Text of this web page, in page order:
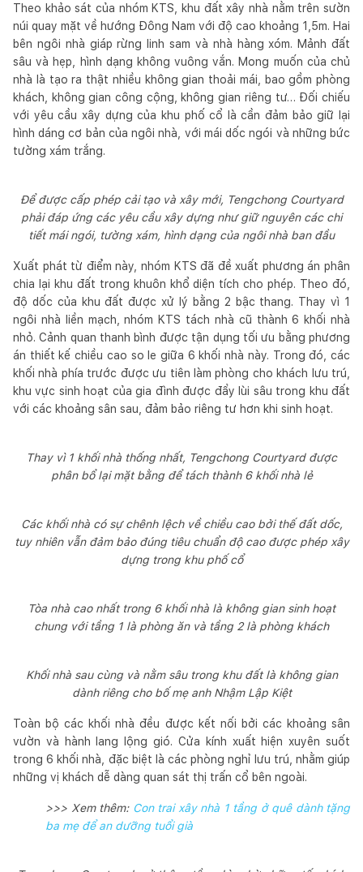
Theo khảo sát của nhóm KTS, khu đất xây nhà nằm trên sườn
núi quay mặt về hướng Đông Nam với độ cao khoảng 1,5m. Hai
bên ngôi nhà giáp rừng linh sam và nhà hàng xóm. Mảnh đất
sâu và hẹp, hình dạng không vuông vắn. Mong muốn của chủ
nhà là tạo ra thật nhiều không gian thoải mái, bao gồm phòng
khách, không gian công cộng, không gian riêng tư… Đối chiếu
với yêu cầu xây dựng của khu phố cổ là cần đảm bảo giữ lại
hình dáng cơ bản của ngôi nhà, với mái dốc ngói và những bức
tường xám trắng.
Để được cấp phép cải tạo và xây mới, Tengchong Courtyard
phải đáp ứng các yêu cầu xây dựng như giữ nguyên các chi
tiết mái ngói, tường xám, hình dạng của ngôi nhà ban đầu
Xuất phát từ điểm này, nhóm KTS đã đề xuất phương án phân
chia lại khu đất trong khuôn khổ diện tích cho phép. Theo đó,
độ dốc của khu đất được xử lý bằng 2 bậc thang. Thay vì 1
ngôi nhà liền mạch, nhóm KTS tách nhà cũ thành 6 khối nhà
nhỏ. Cảnh quan thanh bình được tận dụng tối ưu bằng phương
án thiết kế chiều cao so le giữa 6 khối nhà này. Trong đó, các
khối nhà phía trước được ưu tiên làm phòng cho khách lưu trú,
khu vực sinh hoạt của gia đình được đẩy lùi sâu trong khu đất
với các khoảng sân sau, đảm bảo riêng tư hơn khi sinh hoạt.
Thay vì 1 khối nhà thống nhất, Tengchong Courtyard được
phân bổ lại mặt bằng để tách thành 6 khối nhà lẻ
Các khối nhà có sự chênh lệch về chiều cao bởi thế đất dốc,
tuy nhiên vẫn đảm bảo đúng tiêu chuẩn độ cao được phép xây
dựng trong khu phố cổ
Tòa nhà cao nhất trong 6 khối nhà là không gian sinh hoạt
chung với tầng 1 là phòng ăn và tầng 2 là phòng khách
Khối nhà sau cùng và nằm sâu trong khu đất là không gian
dành riêng cho bố mẹ anh Nhậm Lập Kiệt
Toàn bộ các khối nhà đều được kết nối bởi các khoảng sân
vườn và hành lang lộng gió. Cửa kính xuất hiện xuyên suốt
trong 6 khối nhà, đặc biệt là các phòng nghỉ lưu trú, nhằm giúp
những vị khách dễ dàng quan sát thị trấn cổ bên ngoài.
>>> Xem thêm: Con trai xây nhà 1 tầng ở quê dành tặng
ba mẹ để an dưỡng tuổi già